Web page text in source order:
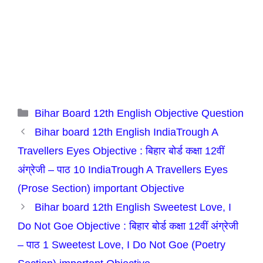
Categories
Bihar Board 12th English Objective Question
Bihar board 12th English IndiaTrough A
Travellers Eyes Objective : बिहार बोर्ड कक्षा 12वीं
अंग्रेजी – पाठ 10 IndiaTrough A Travellers Eyes
(Prose Section) important Objective
Bihar board 12th English Sweetest Love, I
Do Not Goe Objective : बिहार बोर्ड कक्षा 12वीं अंग्रेजी
– पाठ 1 Sweetest Love, I Do Not Goe (Poetry